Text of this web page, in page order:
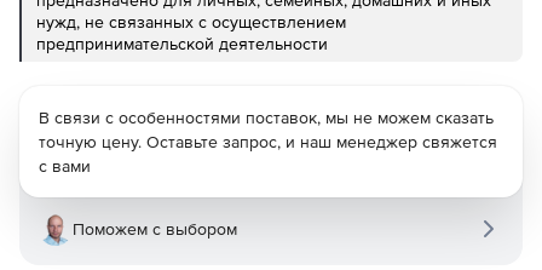
нужд, не связанных с осуществлением
предпринимательской деятельности
В связи с особенностями поставок, мы не можем сказать
точную цену. Оставьте запрос, и наш менеджер свяжется
с вами
Поможем с выбором